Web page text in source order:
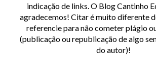
indicação de links. O Blog Cantinho
agradecemos! Citar é muito diferente
referencie para não cometer plágio
(publicação ou republicação de algo
do autor)!